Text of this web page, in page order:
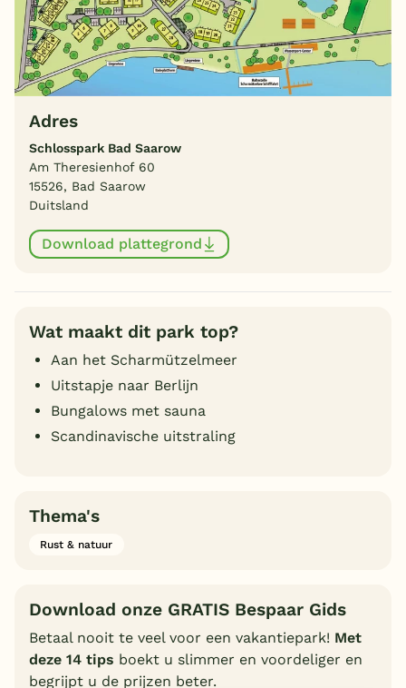
Adres
Schlosspark Bad Saarow
Am Theresienhof 60
15526, Bad Saarow
Duitsland
Download plattegrond
Wat maakt dit park top?
Aan het Scharmützelmeer
Uitstapje naar Berlijn
Bungalows met sauna
Scandinavische uitstraling
Thema's
Rust & natuur
Download onze GRATIS Bespaar Gids
Betaal nooit te veel voor een vakantiepark! Met
deze 14 tips boekt u slimmer en voordeliger en
begrijpt u de prijzen beter.